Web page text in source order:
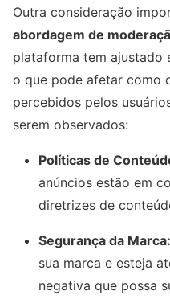
Outra consideração
abordagem de
plataforma tem ajustado
o que pode afetar como
percebidos pelos
serem observados:
Políticas de
anúncios estão em
diretrizes de
Segurança da Marca:
sua marca e esteja
negativa que possa